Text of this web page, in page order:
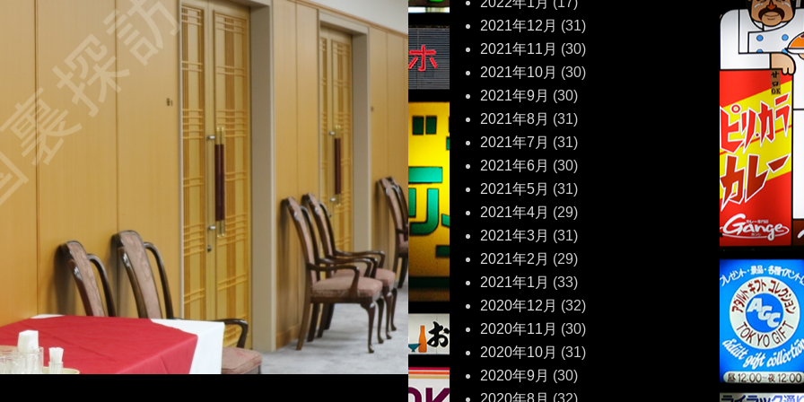
2021年12月 (31)
2021年11月 (30)
2021年10月 (30)
2021年9月 (30)
2021年8月 (31)
2021年7月 (31)
2021年6月 (30)
2021年5月 (31)
2021年4月 (29)
2021年3月 (31)
2021年2月 (29)
2021年1月 (33)
2020年12月 (32)
2020年11月 (30)
2020年10月 (31)
2020年9月 (30)
2020年8月 (32)